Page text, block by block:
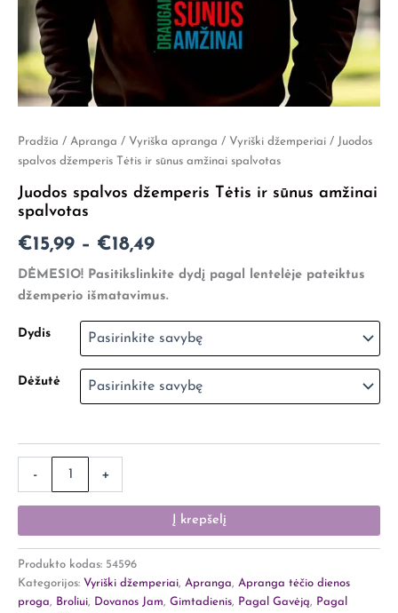
Pradžia / Apranga / Vyriška apranga / Vyriški džemperiai / Juodos
spalvos džemperis Tėtis ir sūnus amžinai spalvotas
Juodos spalvos džemperis Tėtis ir sūnus amžinai
spalvotas
€15,99 – €18,49
Price
through
€18,49
DĖMESIO! Pasitikslinkite dydį pagal lentelėje pateiktus
džemperio išmatavimus.
Dydis
Dėžutė
-
produkto
kiekis:
spalvos
džemperis
ir
sūnus
amžinai
spalvotas
+
Į krepšelį
Produkto kodas: 54596
Kategorijos: Vyriški džemperiai, Apranga, Apranga tėčio dienos
proga, Broliui, Dovanos Jam, Gimtadienis, Pagal Gavėją, Pagal